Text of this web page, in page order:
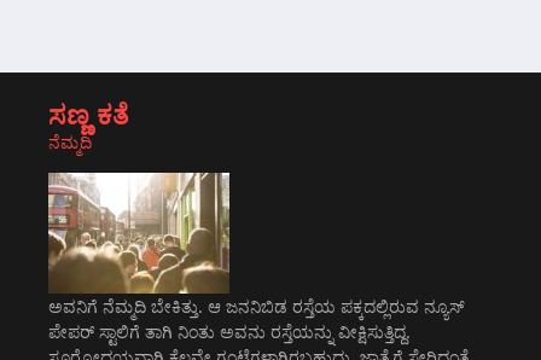
ಸಣ್ಣ ಕತೆ
ನೆಮ್ಮದಿ
ಅವನಿಗೆ ನೆಮ್ಮದಿ ಬೇಕಿತ್ತು. ಆ ಜನನಿಬಿಡ ರಸ್ತೆಯ ಪಕ್ಕದಲ್ಲಿರುವ ನ್ಯೂಸ್
ಪೇಪರ್ ಸ್ಟಾಲಿಗೆ ತಾಗಿ ನಿಂತು ಅವನು ರಸ್ತೆಯನ್ನು ವೀಕ್ಷಿಸುತ್ತಿದ್ದ.